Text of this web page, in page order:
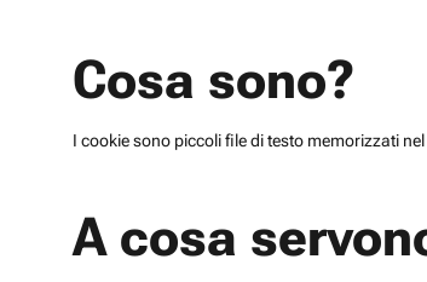
Cosa sono?
I cookie sono piccoli file di testo memorizzati
A cosa